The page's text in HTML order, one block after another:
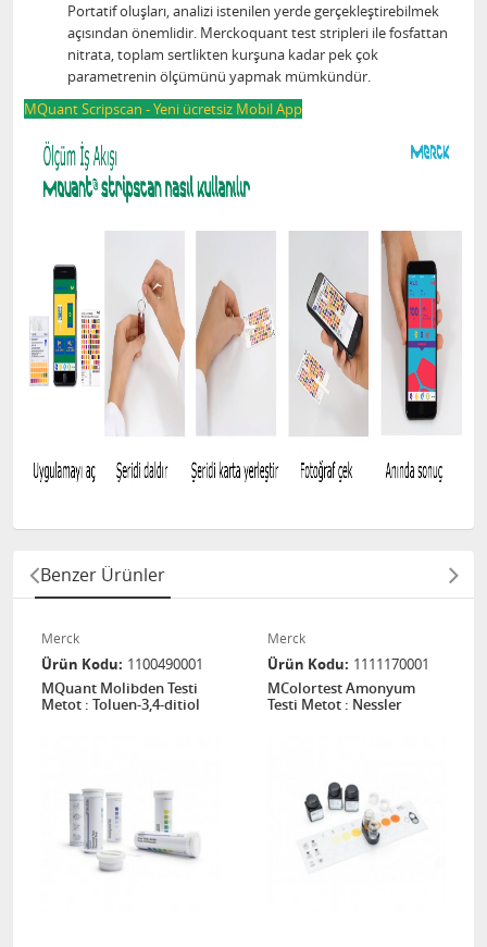
Portatif oluşları, analizi istenilen yerde gerçekleştirebilmek
açısından önemlidir. Merckoquant test stripleri ile fosfattan
nitrata, toplam sertlikten kurşuna kadar pek çok
parametrenin ölçümünü yapmak mümkündür.
MQuant Scripscan - Yeni ücretsiz Mobil App
Benzer Ürünler
Merck
Ürün Kodu 1100490001
MQuant Molibden Testi
Metot : Toluen-3,4-ditiol
Merck
Ürün Kodu 1111170001
MColortest Amonyum
Testi Metot : Nessler